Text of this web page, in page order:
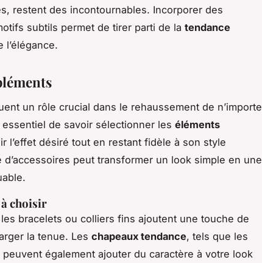
restent des incontournables. Incorporer des
subtils permet de tirer parti de la tendance
l’élégance.
un rôle crucial dans le rehaussement de n’importe
de savoir sélectionner les éléments
l’effet désiré tout en restant fidèle à son style
peut transformer un look simple en une
à choisir
bracelets ou colliers fins ajoutent une touche de
la tenue. Les chapeaux tendance, tels que les
peuvent également ajouter du caractère à votre look